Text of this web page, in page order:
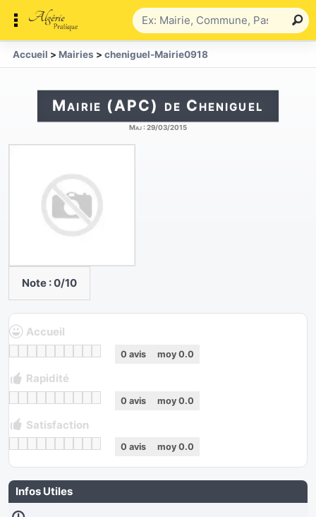
Accueil > Mairies > cheniguel-Mairie0918
Mairie (APC) de Cheniguel
Maj : 29/03/2015
Note :0/10
Accueil
0 avis moy 0.0
Rapidité
0 avis moy 0.0
Satisfaction
0 avis moy 0.0
Infos Utiles